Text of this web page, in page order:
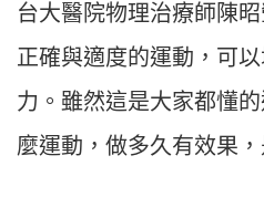
台大醫院物理治療師陳
正確與適度的運動，可
力。雖然這是大家都懂
麼運動，做多久有效果